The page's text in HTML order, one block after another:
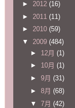
► 2012 (16)
► 2011 (11)
► 2010 (59)
▼ 2009 (484)
► 12月 (1)
► 10月 (1)
► 9月 (31)
► 8月 (68)
▼ 7月 (42)